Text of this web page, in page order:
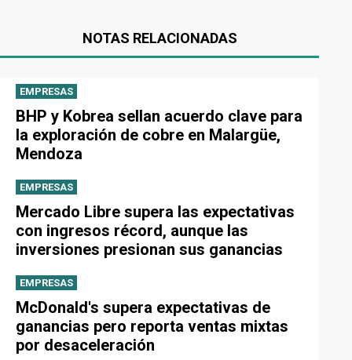
NOTAS RELACIONADAS
EMPRESAS
BHP y Kobrea sellan acuerdo clave para
la exploración de cobre en Malargüe,
Mendoza
EMPRESAS
Mercado Libre supera las expectativas
con ingresos récord, aunque las
inversiones presionan sus ganancias
EMPRESAS
McDonald's supera expectativas de
ganancias pero reporta ventas mixtas
por desaceleración